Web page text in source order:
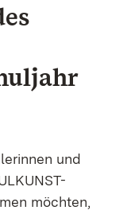
und
möchten,